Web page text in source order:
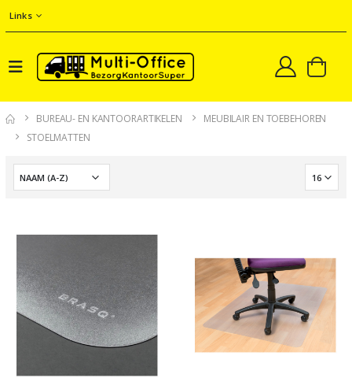
Links
BUREAU- EN KANTOORARTIKELEN
MEUBILAIR EN TOEBEHOREN
STOELMATTEN